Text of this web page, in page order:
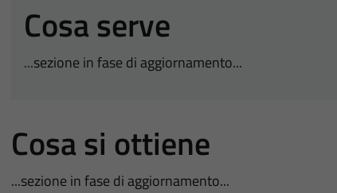
Cosa serve
...sezione in fase di aggiornamento...
Cosa si ottiene
...sezione in fase di aggiornamento...